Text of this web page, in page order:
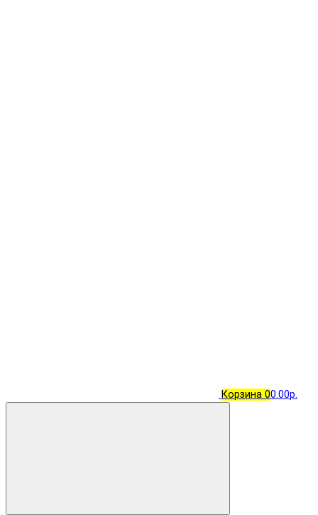
Корзина 00.00р.